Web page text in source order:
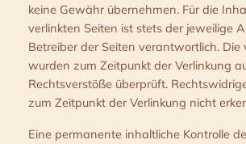
keine Gewähr übernehmen. Für die
verlinkten Seiten ist stets der jeweilige
Betreiber der Seiten verantwortlich. Die
wurden zum Zeitpunkt der Verlinkung
Rechtsverstöße überprüft.
zum Zeitpunkt der Verlinkung nicht
Eine permanente inhaltliche Kontrolle